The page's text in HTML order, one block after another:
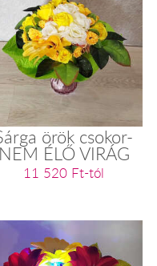
örök csokor-
NEM ÉLŐ VIRÁG
11 520 Ft-tól